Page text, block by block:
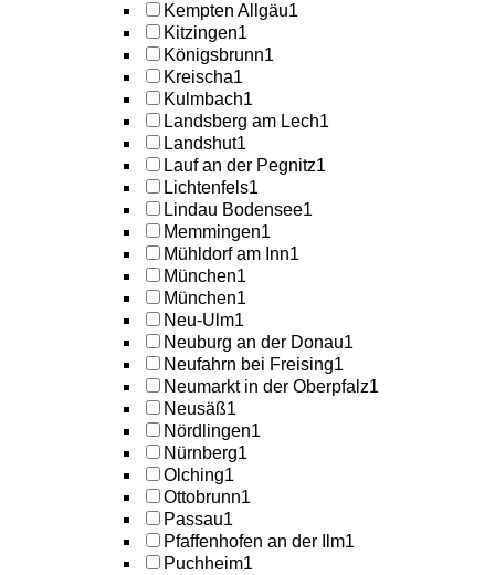
Kempten Allgäu1
Kitzingen1
Königsbrunn1
Kreischa1
Kulmbach1
Landsberg am Lech1
Landshut1
Lauf an der Pegnitz1
Lichtenfels1
Lindau Bodensee1
Memmingen1
Mühldorf am Inn1
München1
München1
Neu-Ulm1
Neuburg an der Donau1
Neufahrn bei Freising1
Neumarkt in der Oberpfalz1
Neusäß1
Nördlingen1
Nürnberg1
Olching1
Ottobrunn1
Passau1
Pfaffenhofen an der Ilm1
Puchheim1